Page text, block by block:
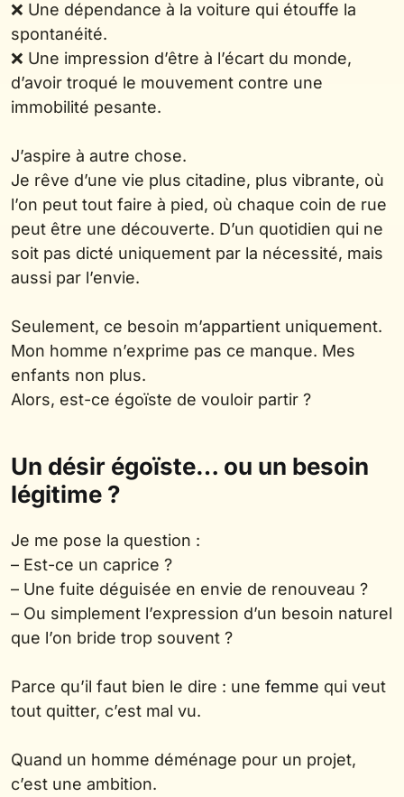
❌ Une dépendance à la voiture qui étouffe la
spontanéité.
❌ Une impression d’être à l’écart du monde,
d’avoir troqué le mouvement contre une
immobilité pesante.
J’aspire à autre chose.
Je rêve d’une vie plus citadine, plus vibrante, où
l’on peut tout faire à pied, où chaque coin de rue
peut être une découverte. D’un quotidien qui ne
soit pas dicté uniquement par la nécessité, mais
aussi par l’envie.
Seulement, ce besoin m’appartient uniquement.
Mon homme n’exprime pas ce manque. Mes
enfants non plus.
Alors, est-ce égoïste de vouloir partir ?
Un désir égoïste… ou un besoin
légitime ?
Je me pose la question :
– Est-ce un caprice ?
– Une fuite déguisée en envie de renouveau ?
– Ou simplement l’expression d’un besoin naturel
que l’on bride trop souvent ?
Parce qu’il faut bien le dire : une femme qui veut
tout quitter, c’est mal vu.
Quand un homme déménage pour un projet,
c’est une ambition.